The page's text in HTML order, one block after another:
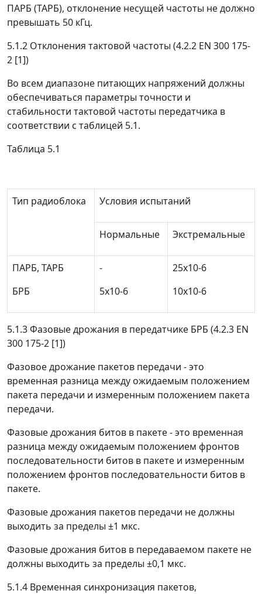
ПАРБ (ТАРБ), отклонение несущей частоты не должно
превышать 50 кГц.
5.1.2 Отклонения тактовой частоты (4.2.2 EN 300 175-
2 [1])
Во всем диапазоне питающих напряжений должны
обеспечиваться параметры точности и
стабильности тактовой частоты передатчика в
соответствии с таблицей 5.1.
Таблица 5.1
Тип радиоблока Условия испытаний
Нормальные Экстремальные
ПАРБ, ТАРБ
БРБ
-
5х10-6
25х10-6
10х10-6
5.1.3 Фазовые дрожания в передатчике БРБ (4.2.3 EN
300 175-2 [1])
Фазовое дрожание пакетов передачи - это
временная разница между ожидаемым положением
пакета передачи и измеренным положением пакета
передачи.
Фазовые дрожания битов в пакете - это временная
разница между ожидаемым положением фронтов
последовательности битов в пакете и измеренным
положением фронтов последовательности битов в
пакете.
Фазовые дрожания пакетов передачи не должны
выходить за пределы ±1 мкс.
Фазовые дрожания битов в передаваемом пакете не
должны выходить за пределы ±0,1 мкс.
5.1.4 Временная синхронизация пакетов,